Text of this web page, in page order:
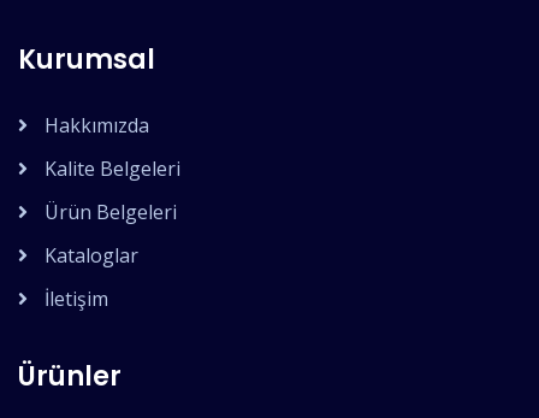
Kurumsal
Hakkımızda
Kalite Belgeleri
Ürün Belgeleri
Kataloglar
İletişim
Ürünler